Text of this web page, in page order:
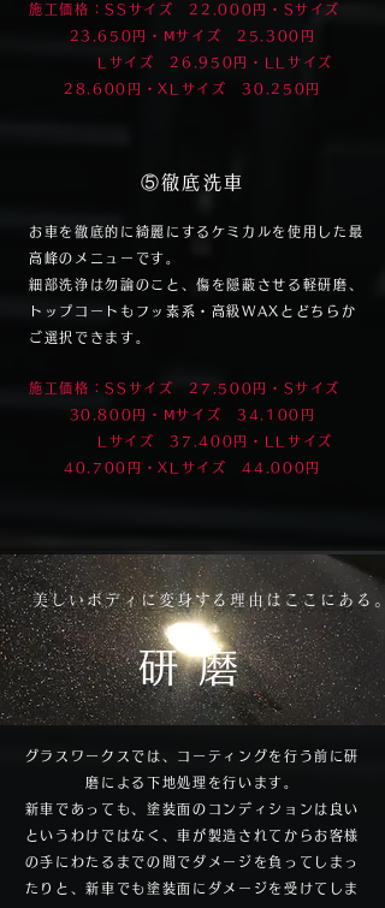
施工価格：SSサイズ 22.000円・Sサイズ
23.650円・Ⅿサイズ 25.300円
​Lサイズ 26.950円・LLサイズ
28.600円・XLサイズ 30.250円
​⑤徹底洗車
お車を徹底的に綺麗にするケミカルを使用した最
高峰のメニューです。
細部洗浄は勿論のこと、傷を隠蔽させる軽研磨、
トップコートもフッ素系・高級WAXとどちらか
ご選択できます。
施工価格：SSサイズ 27.500円・Sサイズ
30.800円・Ⅿサイズ 34.100円
​Lサイズ 37.400円・LLサイズ
40.700円・XLサイズ 44.000円
美しいボディに変身する理由はここにある。
研磨
グラスワークスでは、コーティングを行う前に研
磨による下地処理を行います。
新車であっても、塗装面のコンディションは良い
というわけではなく、車が製造されてからお客様
の手にわたるまでの間でダメージを負ってしまっ
たりと、新車でも塗装面にダメージを受けてしま